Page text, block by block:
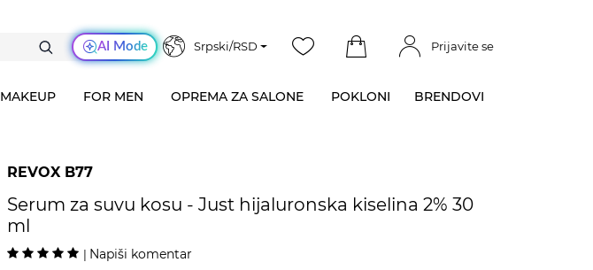
AI Mode Srpski/RSD Prijavite se
MAKEUP FOR MEN OPREMA ZA SALONE POKLONI BRENDOVI
REVOX B77
Serum za suvu kosu - Just hijaluronska kiselina 2% 30
ml
| Napiši komentar